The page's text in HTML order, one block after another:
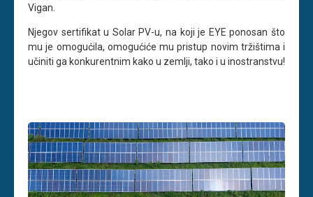
Vigan.
Njegov sertifikat u Solar PV-u, na koji je EYE ponosan što
mu je omogućila, omogućiće mu pristup novim tržištima i
učiniti ga konkurentnim kako u zemlji, tako i u inostranstvu!